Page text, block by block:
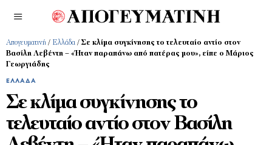
Απογευματινή / Ελλάδα / Σε κλίμα συγκίνησης το τελευταίο αντίο στον
Βασίλη Λεβέντη – «Ήταν παραπάνω από πατέρας μου», είπε ο Μάριος
Γεωργιάδης
ΕΛΛΆΔΑ
Σε κλίμα συγκίνησης το
τελευταίο αντίο στον Βασίλη